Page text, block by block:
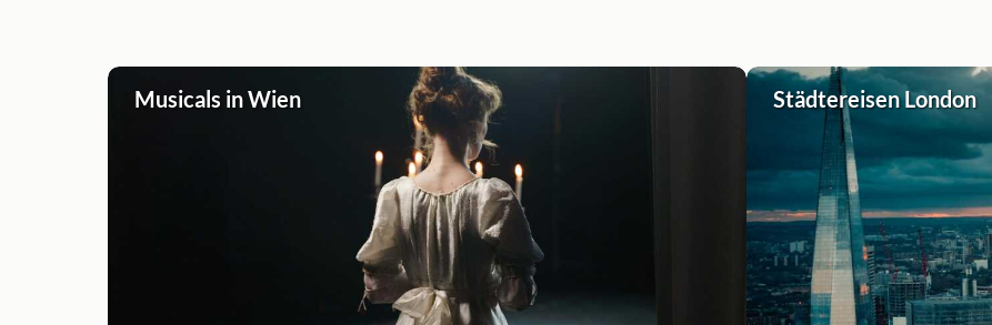
Musicals in Wien Städtereisen London